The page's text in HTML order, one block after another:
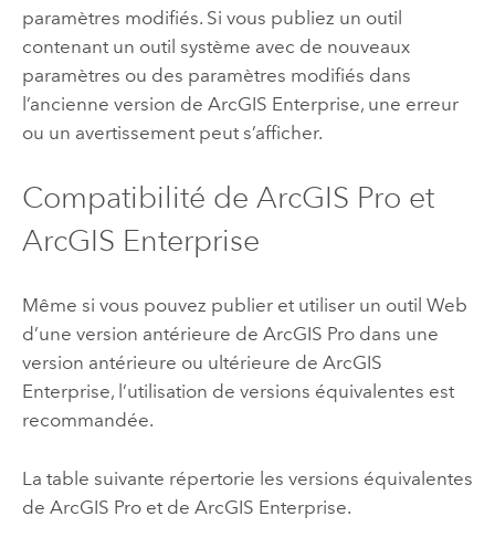
paramètres modifiés. Si vous publiez un outil
contenant un outil système avec de nouveaux
paramètres ou des paramètres modifiés dans
l’ancienne version de ArcGIS Enterprise, une erreur
ou un avertissement peut s’afficher.
Compatibilité de ArcGIS Pro et
ArcGIS Enterprise
Même si vous pouvez publier et utiliser un outil Web
d’une version antérieure de ArcGIS Prodans une
version antérieure ou ultérieure de ArcGIS
Enterprise, l’utilisation de versions équivalentes est
recommandée.
La table suivante répertorie les versions équivalentes
de ArcGIS Proet de ArcGIS Enterprise.